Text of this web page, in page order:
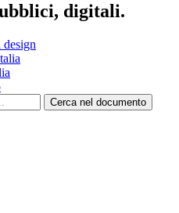
digitali.
Cerca nel documento